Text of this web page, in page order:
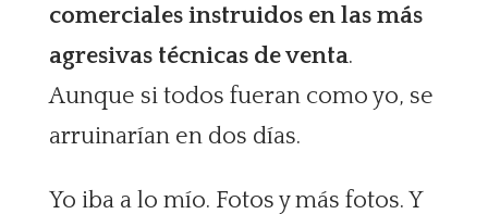
comerciales instruidos en las más
agresivas técnicas de venta.
Aunque si todos fueran como yo, se
arruinarían en dos días.
Yo iba a lo mío. Fotos y más fotos. Y